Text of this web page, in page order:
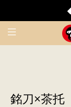
銘刀×茶托